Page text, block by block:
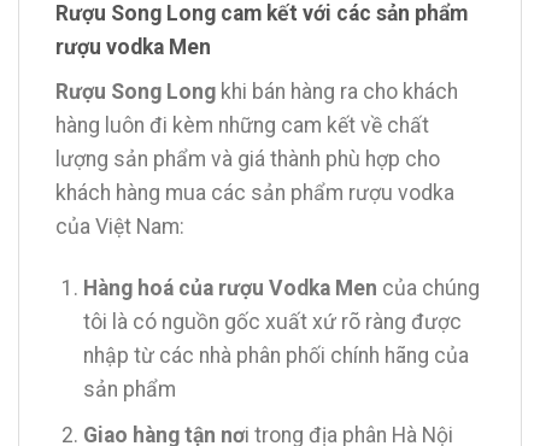
Rượu Song Long cam kết với các sản phẩm
rượu vodka Men
Rượu Song Long khi bán hàng ra cho khách
hàng luôn đi kèm những cam kết về chất
lượng sản phẩm và giá thành phù hợp cho
khách hàng mua các sản phẩm rượu vodka
của Việt Nam:
Hàng hoá của rượu Vodka Men của chúng
tôi là có nguồn gốc xuất xứ rõ ràng được
nhập từ các nhà phân phối chính hãng của
sản phẩm
Giao hàng tận nơi trong địa phân Hà Nội